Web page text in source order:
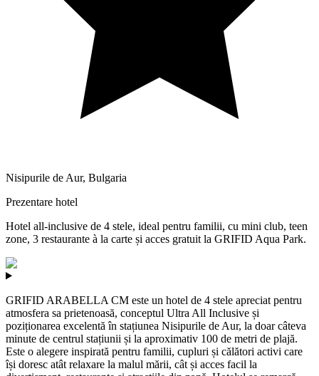
Nisipurile de Aur, Bulgaria
Prezentare hotel
Hotel all-inclusive de 4 stele, ideal pentru familii, cu mini club, teen
zone, 3 restaurante à la carte și acces gratuit la GRIFID Aqua Park.
GRIFID ARABELLA CM este un hotel de 4 stele apreciat pentru
atmosfera sa prietenoasă, conceptul Ultra All Inclusive și
poziționarea excelentă în stațiunea Nisipurile de Aur, la doar câteva
minute de centrul stațiunii și la aproximativ 100 de metri de plajă.
Este o alegere inspirată pentru familii, cupluri și călători activi care
își doresc atât relaxare la malul mării, cât și acces facil la